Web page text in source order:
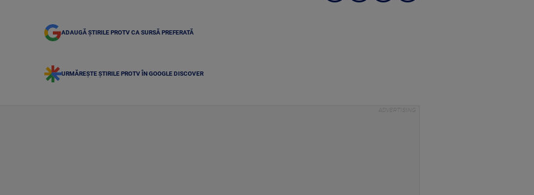
ADAUGĂ ȘTIRILE PROTV CA SURSĂ PREFERATĂ
URMĂREȘTE ȘTIRILE PROTV ÎN GOOGLE DISCOVER